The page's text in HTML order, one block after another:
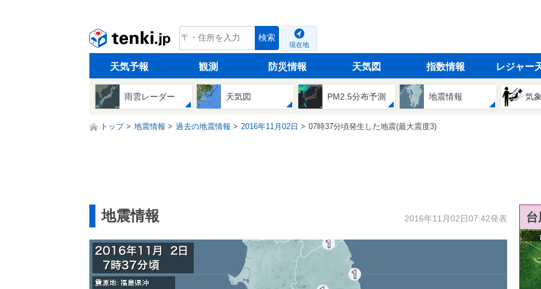
tenki.jp 検索
現在地
天気予報 観測 防災情報 天気図 指数情報 レジャー
雨雲レーダー 天気図 PM2.5分布予測 地震情報 気
トップ 地震情報 過去の地震情報 2016年11月02日 07時37分頃発生した地震(最大震度3)
地震情報 2016年11月02日07:42発表